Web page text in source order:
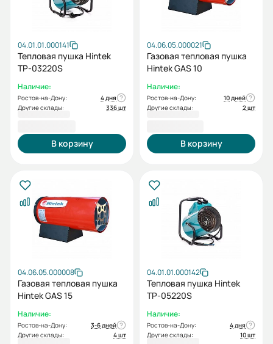
04.01.01.000141
Тепловая пушка Hintek
TP-03220S
Наличие:
Ростов-на-Дону:
4 дня
Другие склады:
336 шт
В корзину
04.06.05.000021
Газовая тепловая пушка
Hintek GAS 10
Наличие:
Ростов-на-Дону:
10 дней
Другие склады:
2 шт
В корзину
04.06.05.000008
Газовая тепловая пушка
Hintek GAS 15
Наличие:
Ростов-на-Дону:
3-6 дней
Другие склады:
4 шт
04.01.01.000142
Тепловая пушка Hintek
TP-05220S
Наличие:
Ростов-на-Дону:
4 дня
Другие склады:
10 шт